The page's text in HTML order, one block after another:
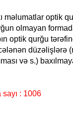
mәlumatlar optik
olmayan
optik qurğu
düzəlişlərə
və s.)
: 1006